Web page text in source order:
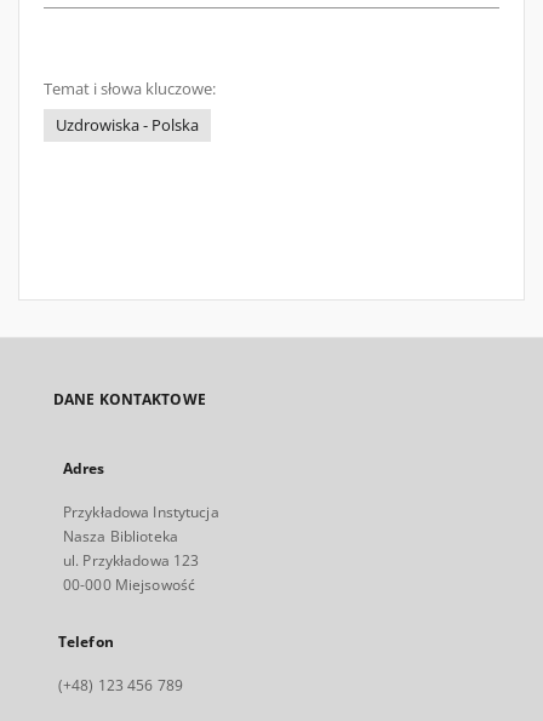
Temat i słowa kluczowe:
Uzdrowiska - Polska
DANE KONTAKTOWE
Adres
Przykładowa Instytucja
Nasza Biblioteka
ul. Przykładowa 123
00-000 Miejsowość
Telefon
(+48) 123 456 789